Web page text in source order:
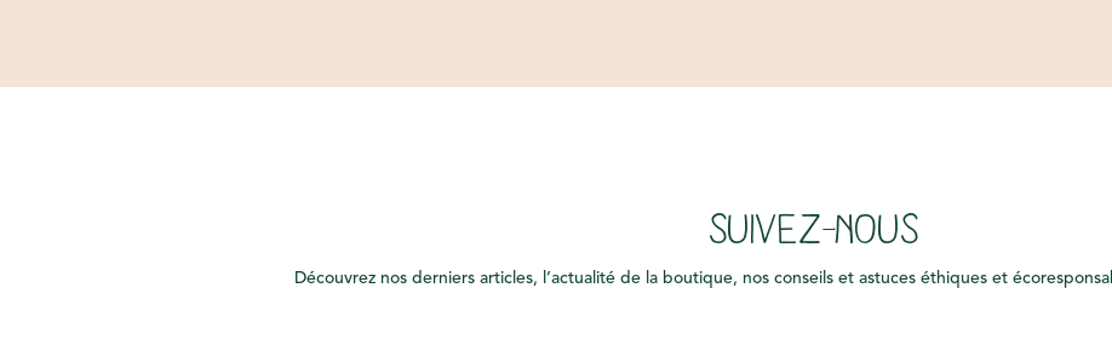
SUIVEZ-NOUS
Découvrez nos derniers articles, l’actualité de la boutique, nos conseils et astuces éthiques et